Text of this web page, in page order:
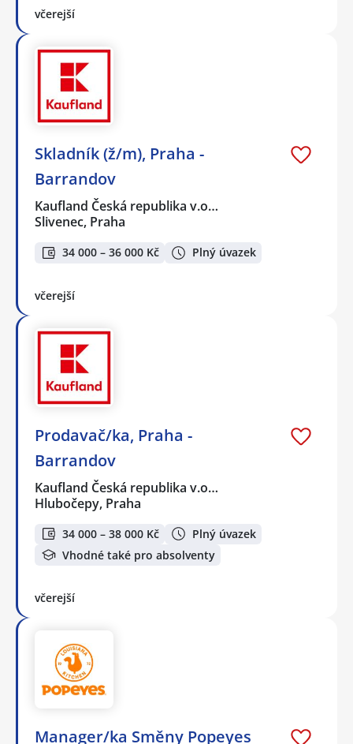
včerejší
Skladník (ž/m), Praha -
Barrandov
Kaufland Česká republika v.o…
Slivenec, Praha
34 000 – 36 000 Kč Plný úvazek
včerejší
Prodavač/ka, Praha -
Barrandov
Kaufland Česká republika v.o…
Hlubočepy, Praha
34 000 – 38 000 Kč
Plný úvazek
Vhodné také pro absolventy
včerejší
Manager/ka Směny Popeyes